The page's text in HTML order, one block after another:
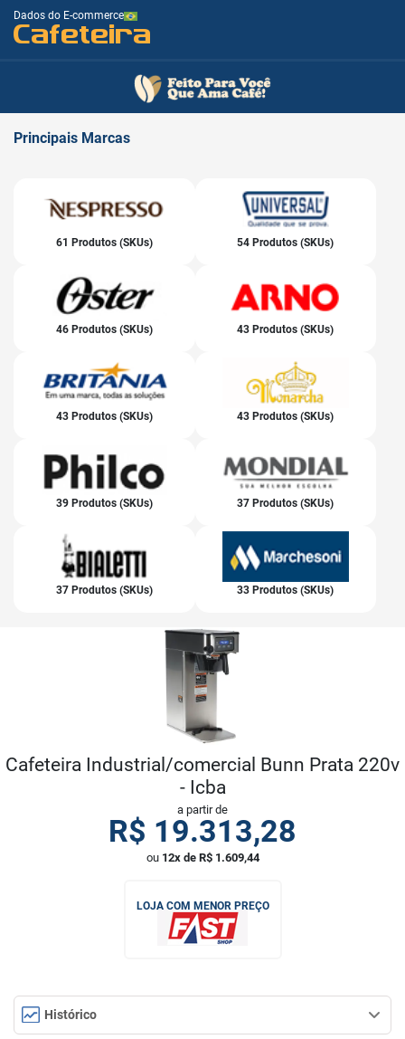
Dados do E-commerce
Cafeteira
Principais Marcas
61 Produtos (SKUs) 54 Produtos (SKUs)
46 Produtos (SKUs) 43 Produtos (SKUs)
43 Produtos (SKUs) 43 Produtos (SKUs)
39 Produtos (SKUs) 37 Produtos (SKUs)
37 Produtos (SKUs) 33 Produtos (SKUs)
Cafeteira Industrial/comercial Bunn Prata 220v
- Icba
a partir de
R$ 19.313,28
ou 12x de R$ 1.609,44
LOJA COM MENOR PREÇO
Histórico